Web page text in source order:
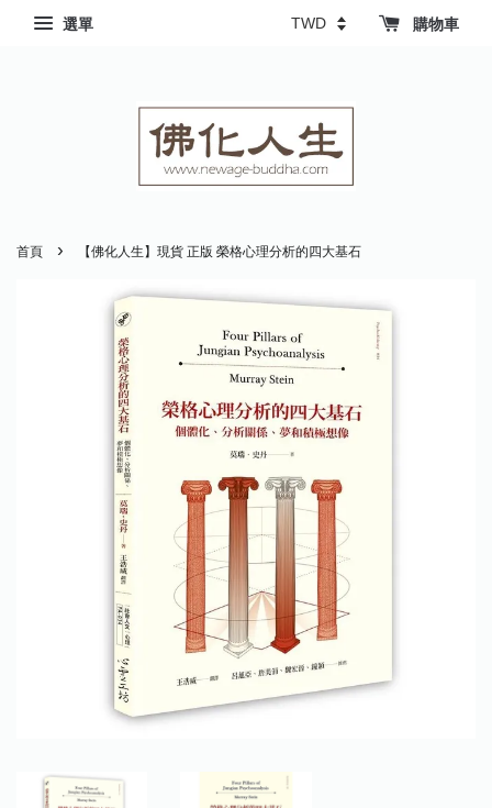
選單 購物車
首頁 › 【佛化人生】現貨 正版 榮格心理分析的四大基石